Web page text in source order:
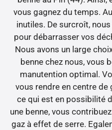
vous gagnez du temps.
inutiles. De surcroît,
pour débarrasser vos
Nous avons un large
benne chez nous, vous
manutention optimal.
vous rendre en centre
ce qui est en possibilité
une benne, vous
gaz à effet de serre.